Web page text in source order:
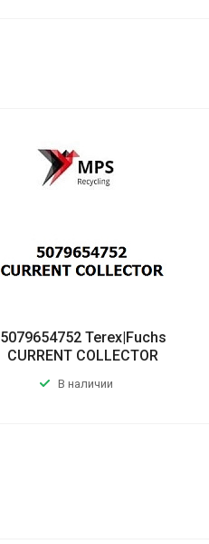
5079654752 Terex|Fuchs
CURRENT COLLECTOR
В наличии